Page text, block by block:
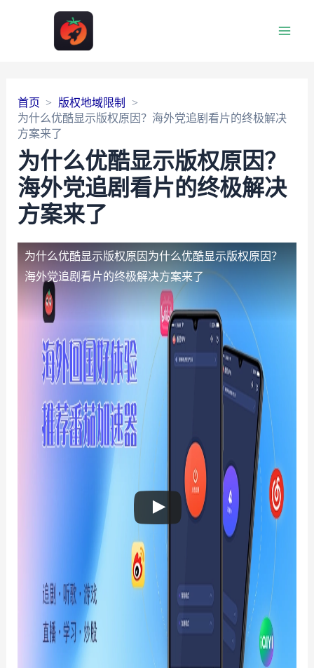
首页
版权地域限制
为什么优酷显示版权原因？海外党追剧看片的终极解决
方案来了
为什么优酷显示版权原因？
海外党追剧看片的终极解决
方案来了
为什么优酷显示版权原因为什么优酷显示版权原因？
海外党追剧看片的终极解决方案来了